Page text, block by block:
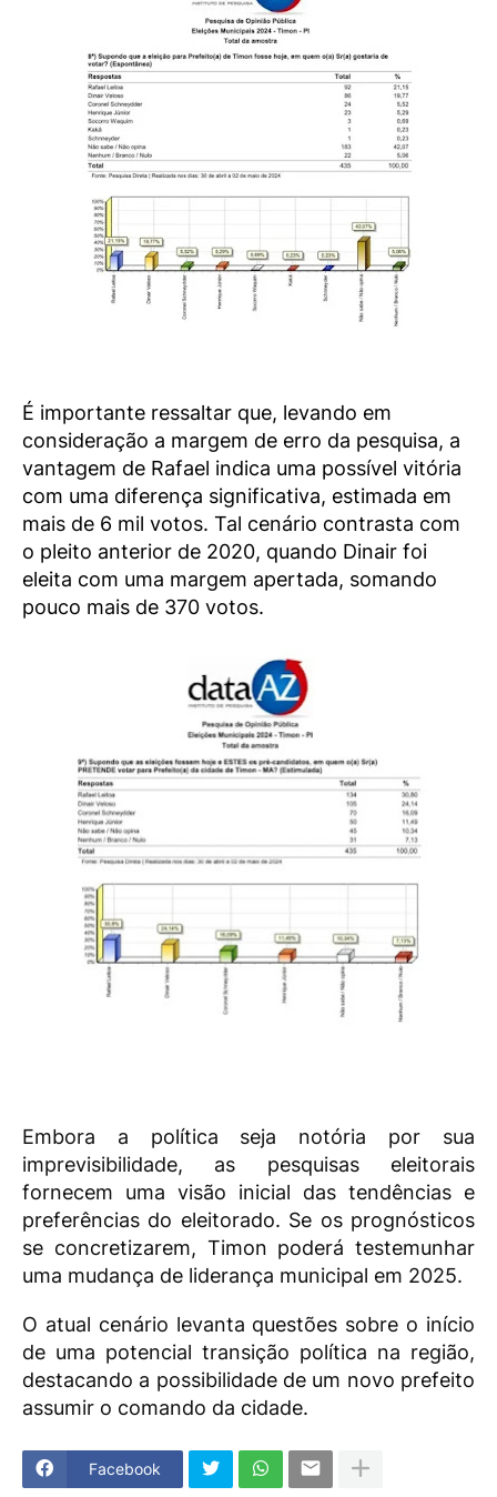
É importante ressaltar que, levando em
consideração a margem de erro da pesquisa, a
vantagem de Rafael indica uma possível vitória
com uma diferença significativa, estimada em
mais de 6 mil votos. Tal cenário contrasta com
o pleito anterior de 2020, quando Dinair foi
eleita com uma margem apertada, somando
pouco mais de 370 votos.
Embora a política seja notória por sua
imprevisibilidade, as pesquisas eleitorais
fornecem uma visão inicial das tendências e
preferências do eleitorado. Se os prognósticos
se concretizarem, Timon poderá testemunhar
uma mudança de liderança municipal em 2025.
O atual cenário levanta questões sobre o início
de uma potencial transição política na região,
destacando a possibilidade de um novo prefeito
assumir o comando da cidade.
Facebook